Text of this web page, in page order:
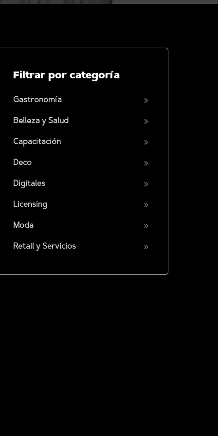
Filtrar por categoría
Gastronomía
Belleza y Salud
Capacitación
Deco
Digitales
Licensing
Moda
Retail y Servicios